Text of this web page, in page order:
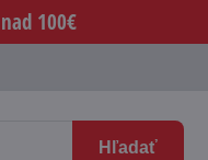
100€
Hľadať